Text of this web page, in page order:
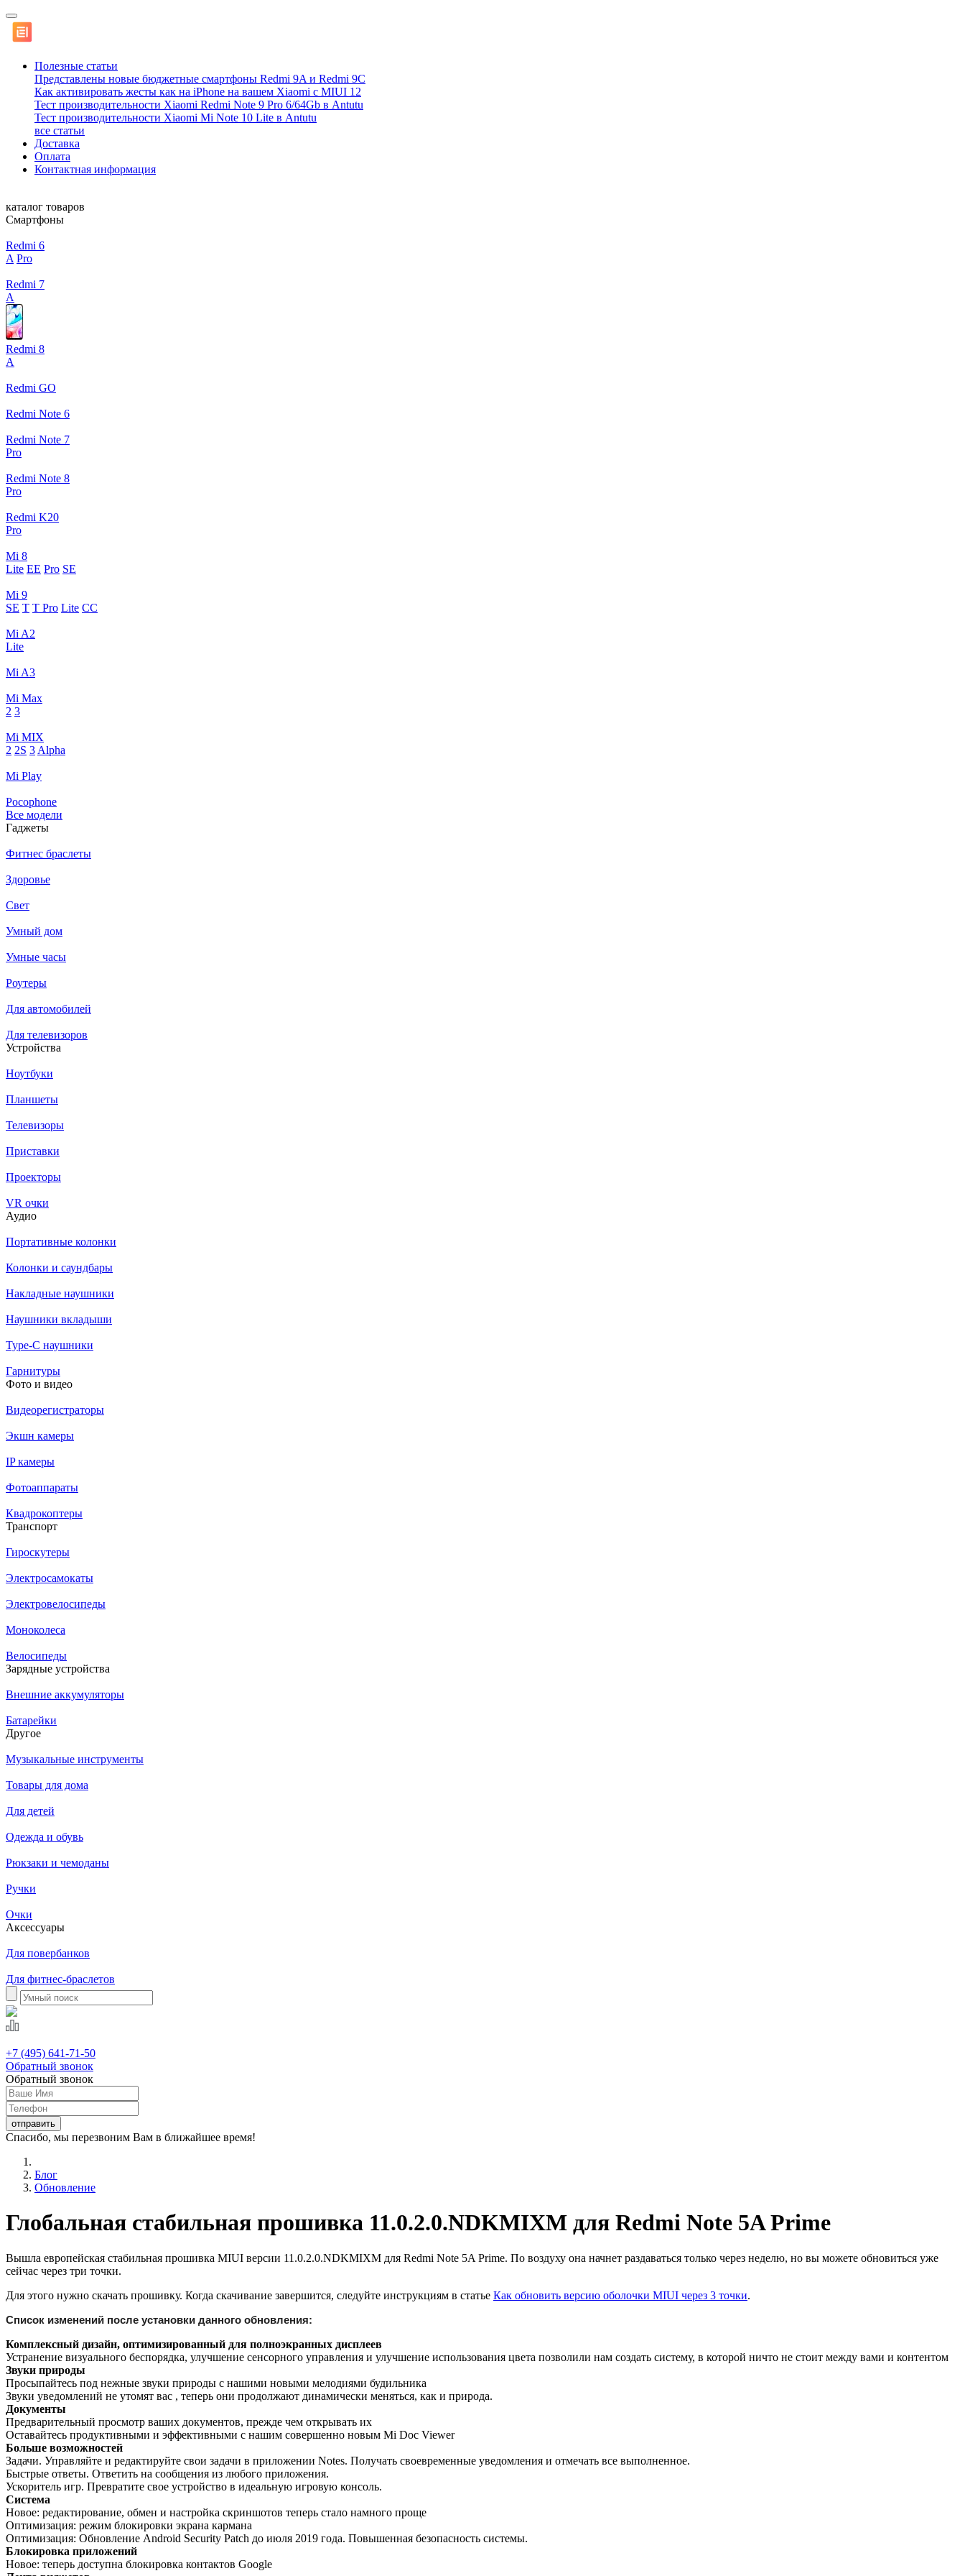
Полезные статьи
Представлены новые бюджетные смартфоны Redmi 9A и Redmi 9C
Как активировать жесты как на iPhone на вашем Xiaomi с MIUI 12
Тест производительности Xiaomi Redmi Note 9 Pro 6/64Gb в Antutu
Тест производительности Xiaomi Mi Note 10 Lite в Antutu
все статьи
Доставка
Оплата
Контактная информация
каталог товаров
Смартфоны
Redmi 6
A Pro
Redmi 7
A
Redmi 8
A
Redmi GO
Redmi Note 6
Redmi Note 7
Pro
Redmi Note 8
Pro
Redmi K20
Pro
Mi 8
Lite EE Pro SE
Mi 9
SE T T Pro Lite CC
Mi A2
Lite
Mi A3
Mi Max
2 3
Mi MIX
2 2S 3 Alpha
Mi Play
Pocophone
Все модели
Гаджеты
Фитнес браслеты
Здоровье
Свет
Умный дом
Умные часы
Роутеры
Для автомобилей
Для телевизоров
Устройства
Ноутбуки
Планшеты
Телевизоры
Приставки
Проекторы
VR очки
Аудио
Портативные колонки
Колонки и саундбары
Накладные наушники
Наушники вкладыши
Type-C наушники
Гарнитуры
Фото и видео
Видеорегистраторы
Экшн камеры
IP камеры
Фотоаппараты
Квадрокоптеры
Транспорт
Гироскутеры
Электросамокаты
Электровелосипеды
Моноколеса
Велосипеды
Зарядные устройства
Внешние аккумуляторы
Батарейки
Другое
Музыкальные инструменты
Товары для дома
Для детей
Одежда и обувь
Рюкзаки и чемоданы
Ручки
Очки
Аксессуары
Для повербанков
Для фитнес-браслетов
+7 (495) 641-71-50
Обратный звонок
Обратный звонок
Спасибо, мы перезвоним Вам в ближайшее время!
Блог
Обновление
Глобальная стабильная прошивка 11.0.2.0.NDKMIXM для Redmi Note 5A Prime
Вышла европейская стабильная прошивка MIUI версии 11.0.2.0.NDKMIXM для Redmi Note 5A Prime. По воздуху она начнет раздаваться только через неделю, но вы можете обновиться уже
сейчас через три точки.
Для этого нужно скачать прошивку. Когда скачивание завершится, следуйте инструкциям в статье Как обновить версию оболочки MIUI через 3 точки.
Список изменений после установки данного обновления:
Комплексный дизайн, оптимизированный для полноэкранных дисплеев
Устранение визуального беспорядка, улучшение сенсорного управления и улучшение использования цвета позволили нам создать систему, в которой ничто не стоит между вами и контентом
Звуки природы
Просыпайтесь под нежные звуки природы с нашими новыми мелодиями будильника
Звуки уведомлений не утомят вас , теперь они продолжают динамически меняться, как и природа.
Документы
Предварительный просмотр ваших документов, прежде чем открывать их
Оставайтесь продуктивными и эффективными с нашим совершенно новым Mi Doc Viewer
Больше возможностей
Задачи. Управляйте и редактируйте свои задачи в приложении Notes. Получать своевременные уведомления и отмечать все выполненное.
Быстрые ответы. Ответить на сообщения из любого приложения.
Ускоритель игр. Превратите свое устройство в идеальную игровую консоль.
Система
Новое: редактирование, обмен и настройка скриншотов теперь стало намного проще
Оптимизация: режим блокировки экрана кармана
Оптимизация: Обновление Android Security Patch до июля 2019 года. Повышенная безопасность системы.
Блокировка приложений
Новое: теперь доступна блокировка контактов Google